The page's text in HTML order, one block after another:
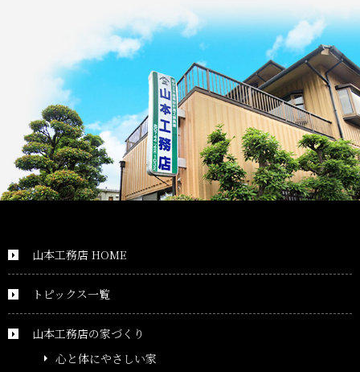
山本工務店 HOME
トピックス一覧
山本工務店の家づくり
心と体にやさしい家